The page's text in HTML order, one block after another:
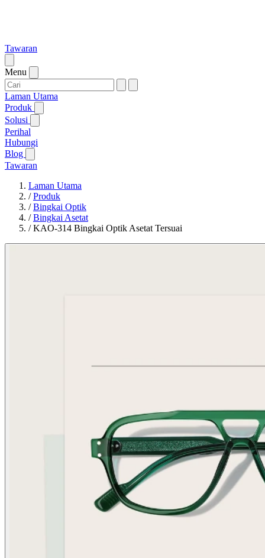
Tawaran
Menu
Laman Utama
Produk
Solusi
Perihal
Hubungi
Blog
Tawaran
Laman Utama
/Produk
/Bingkai Optik
/Bingkai Asetat
/KAO-314 Bingkai Optik Asetat Tersuai